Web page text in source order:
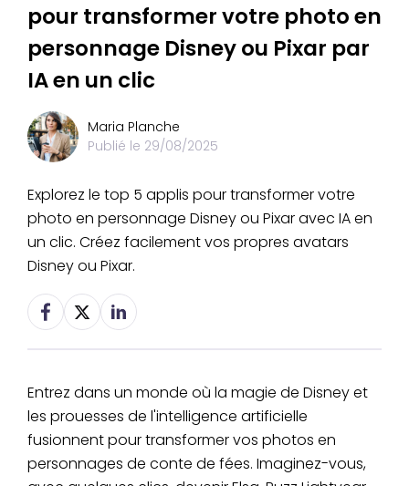
pour transformer votre photo en
personnage Disney ou Pixar par
IA en un clic
Maria Planche
Publié le 29/08/2025
Explorez le top 5 applis pour transformer votre
photo en personnage Disney ou Pixar avec IA en
un clic. Créez facilement vos propres avatars
Disney ou Pixar.
Entrez dans un monde où la magie de Disney et
les prouesses de l'intelligence artificielle
fusionnent pour transformer vos photos en
personnages de conte de fées. Imaginez-vous,